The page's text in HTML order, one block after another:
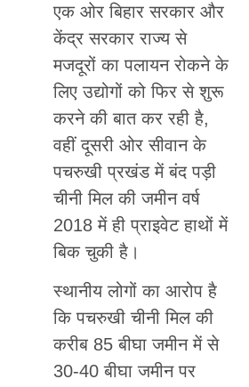
एक ओर बिहार सरकार और
केंद्र सरकार राज्य से
मजदूरों का पलायन रोकने के
लिए उद्योगों को फिर से शुरू
करने की बात कर रही है,
वहीं दूसरी ओर सीवान के
पचरुखी प्रखंड में बंद पड़ी
चीनी मिल की जमीन वर्ष
2018 में ही प्राइवेट हाथों में
बिक चुकी है।
स्थानीय लोगों का आरोप है
कि पचरुखी चीनी मिल की
करीब 85 बीघा जमीन में से
30-40 बीघा जमीन पर